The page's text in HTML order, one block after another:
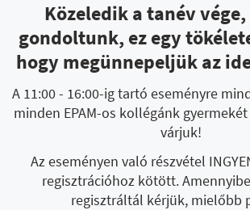
Közeledik a tanév
gondoltunk, ez egy
hogy megünnepeljük az
A 11:00 - 16:00-ig tartó eseményre
minden EPAM-os kollégánk
várjuk!
Az eseményen való részvétel
regisztrációhoz kötött.
regisztráltál kérjük, mielőbb